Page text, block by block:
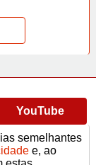
YouTube
semelhantes
e, ao